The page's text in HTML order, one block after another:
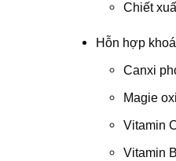
Chiết
Hỗn hợp
Canxi
Magie
Vitamin
Vitamin